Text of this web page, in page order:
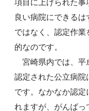
項目に上げられた事
良い病院にできる
ではなく、認定作業
的なのです。
宮崎県内では、平
認定された公立病院
です。なかなか認定
れますが、がんばっ